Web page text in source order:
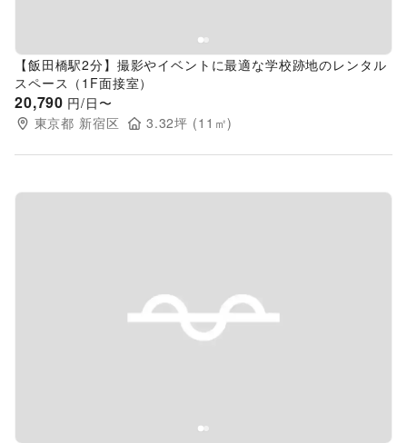
【飯田橋駅2分】撮影やイベントに最適な学校跡地のレンタル
スペース（1F面接室）
20,790 円/日〜
東京都 新宿区 3.32坪 (11 ㎡)
Previous slide